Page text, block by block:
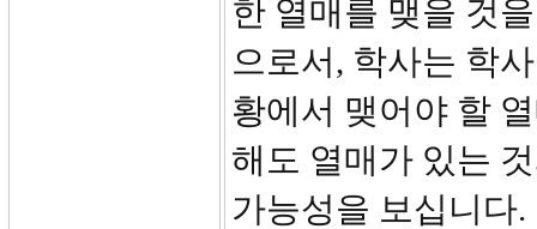
한 열매를 맺을 것
으로서, 학사는 학
황에서 맺어야 할
해도 열매가 있는
가능성을 보십니다